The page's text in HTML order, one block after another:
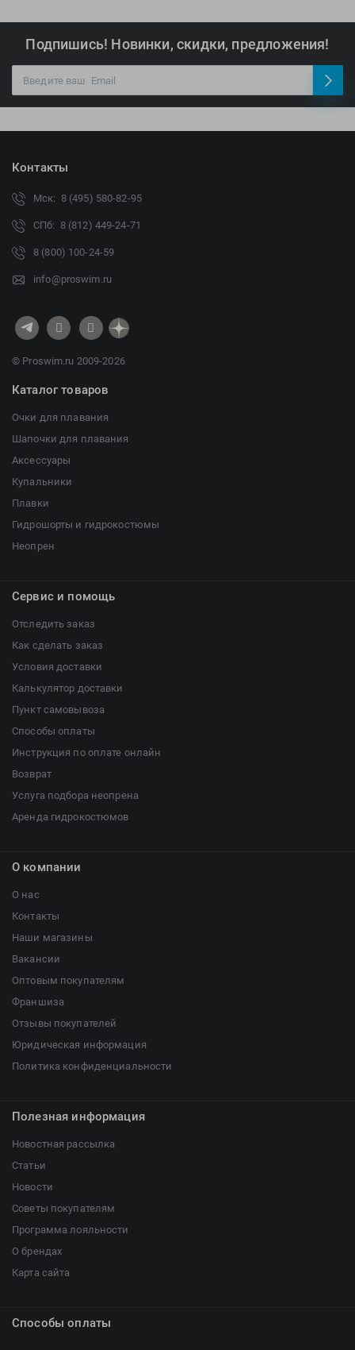
Подпишись! Новинки, скидки, предложения!
Контакты
Мск: 8 (495) 580-82-95
СПб: 8 (812) 449-24-71
8 (800) 100-24-59
info@proswim.ru
© Proswim.ru 2009-2026
Каталог товаров
Очки для плавания
Шапочки для плавания
Аксессуары
Купальники
Плавки
Гидрошорты и гидрокостюмы
Неопрен
Сервис и помощь
Отследить заказ
Как сделать заказ
Условия доставки
Калькулятор доставки
Пункт самовывоза
Способы оплаты
Инструкция по оплате онлайн
Возврат
Услуга подбора неопрена
Аренда гидрокостюмов
О компании
О нас
Контакты
Наши магазины
Вакансии
Оптовым покупателям
Франшиза
Отзывы покупателей
Юридическая информация
Политика конфиденциальности
Полезная информация
Новостная рассылка
Статьи
Новости
Советы покупателям
Программа лояльности
О брендах
Карта сайта
Способы оплаты